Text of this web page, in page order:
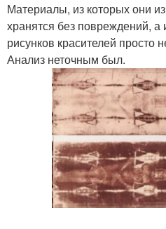
Материалы, из которых они
хранятся без повреждений, а
рисунков красителей просто
Анализ неточным был.